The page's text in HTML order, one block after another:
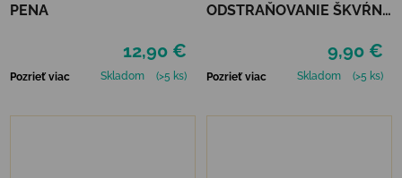
PENA
12,90 €
Pozrieť viac Skladom (>5 ks)
ODSTRAŇOVANIE ŠKVŔN
9,90 €
Pozrieť viac Skladom (>5 ks)